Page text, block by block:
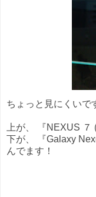
ちょっと見にくいで
上が、 『NEXUS
下が、 『Galaxy
んでます！